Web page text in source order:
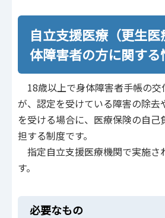
自立支援医療（更生
体障害者の方に関する
18歳以上で身体障害者手帳の交
が、認定を受けている障害の除去
を受ける場合に、医療保険の自己
担する制度です。
指定自立支援医療機関で実施さ
す。
必要なもの